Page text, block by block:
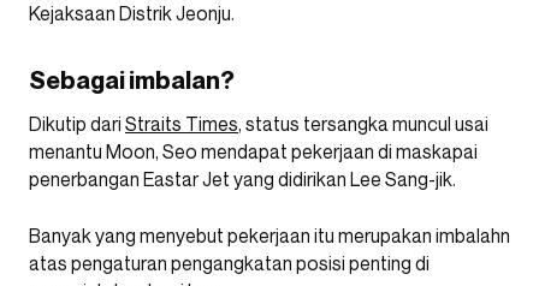
Kejaksaan Distrik Jeonju.
Sebagai imbalan?
Dikutip dari Straits Times, status tersangka muncul usai
menantu Moon, Seo mendapat pekerjaan di maskapai
penerbangan Eastar Jet yang didirikan Lee Sang-jik.
Banyak yang menyebut pekerjaan itu merupakan imbalahn
atas pengaturan pengangkatan posisi penting di